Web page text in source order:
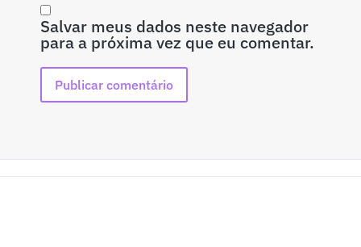
Salvar meus dados neste navegador
para a próxima vez que eu comentar.